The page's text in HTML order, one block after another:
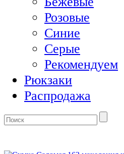
Розовые
Синие
Серые
Рекомендуем
Рюкзаки
Распродажа